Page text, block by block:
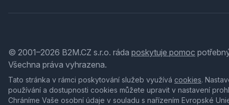
© 2001–2026 B2M.CZ s.r.o. ráda poskytuje pomoc
Všechna práva vyhrazena.
Tato stránka v rámci poskytování služeb využívá cookies.
používání a dostupnosti cookies můžete upravit v nastavení
Chráníme Vaše osobní údaje v souladu s nařízením Evropské